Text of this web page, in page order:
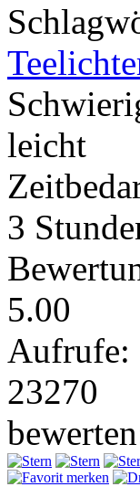
leicht
3
5.00
Aufrufe:
23270
merken